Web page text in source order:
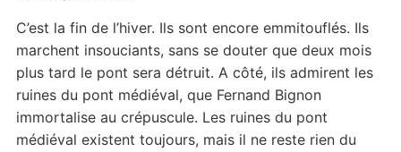
C’est la fin de l’hiver. Ils sont encore emmitouflés. Ils
marchent insouciants, sans se douter que deux mois
plus tard le pont sera détruit. A côté, ils admirent les
ruines du pont médiéval, que Fernand Bignon
immortalise au crépuscule. Les ruines du pont
médiéval existent toujours, mais il ne reste rien du